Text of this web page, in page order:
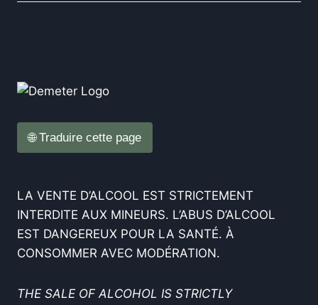
🌐 Traduire cette page
LA VENTE D’ALCOOL EST STRICTEMENT
INTERDITE AUX MINEURS. L’ABUS D’ALCOOL
EST DANGEREUX POUR LA SANTÉ. À
CONSOMMER AVEC MODÉRATION.
THE SALE OF ALCOHOL IS STRICTLY